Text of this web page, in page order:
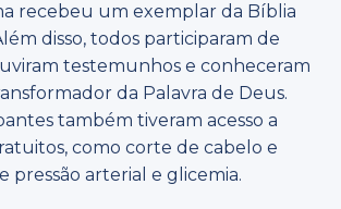
recebeu um exemplar da Bíblia
disso, todos participaram de
testemunhos e conheceram
da Palavra de Deus.
também tiveram acesso a
como corte de cabelo e
pressão arterial e glicemia.